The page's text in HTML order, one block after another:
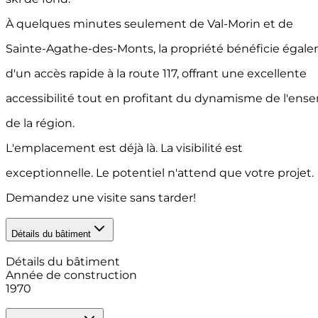
À quelques minutes seulement de Val-Morin et de
Sainte-Agathe-des-Monts, la propriété bénéficie
d'un accès rapide à la route 117, offrant une excellente
accessibilité tout en profitant du dynamisme de
de la région.
L'emplacement est déjà là. La visibilité est
exceptionnelle. Le potentiel n'attend que votre projet.
Demandez une visite sans tarder!
Détails du bâtiment
Détails du bâtiment
Année de construction
1970